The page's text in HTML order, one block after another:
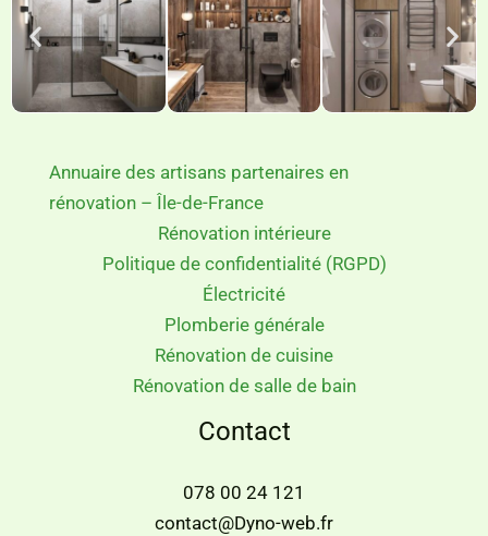
Annuaire des artisans partenaires en
rénovation – Île-de-France
Rénovation intérieure
Politique de confidentialité (RGPD)
Électricité
Plomberie générale
Rénovation de cuisine
Rénovation de salle de bain
Contact
078 00 24 121
contact@Dyno-web.fr